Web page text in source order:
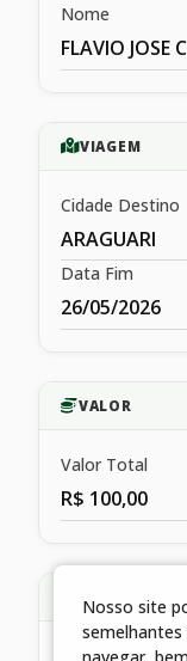
Nome
FLAVIO JOSE
VIAGEM
Cidade Destino
ARAGUARI
Data Fim
26/05/2026
VALOR
Valor Total
R$ 100,00
HISTÓRICO
Nosso site
semelhantes